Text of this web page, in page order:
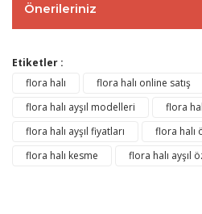
Önerileriniz
Etiketler :
flora halı
flora halı online satış
flora halı ayşıl modelleri
flora
flora halı ayşıl fiyatları
flora halı
flora halı kesme
flora halı ayşıl